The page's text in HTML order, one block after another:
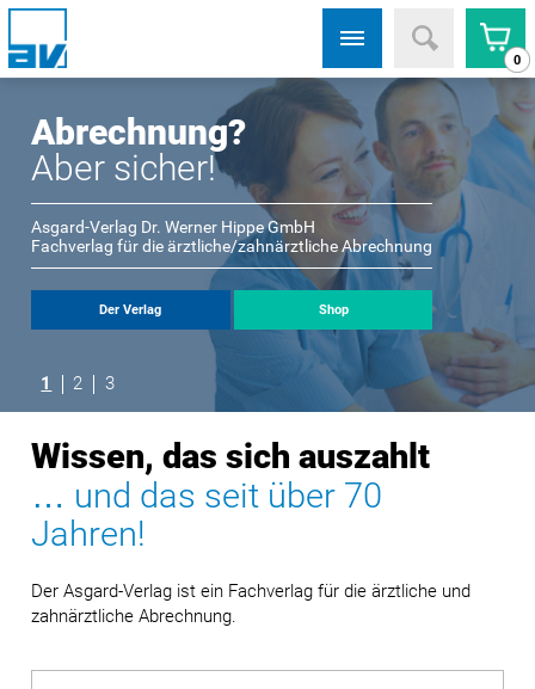
0
1 2 3
Abrechnung?
Aber sicher!
Asgard-Verlag Dr. Werner Hippe GmbH
Fachverlag für die ärztliche/zahnärztliche Abrechnung
Der Verlag Shop
Wissen, das sich auszahlt
… und das seit über 70
Jahren!
Der Asgard-Verlag ist ein Fachverlag für die ärztliche und
zahnärztliche Abrechnung.